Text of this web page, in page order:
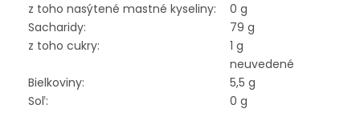
z toho nasýtené mastné kyseliny:
0 g
Sacharidy:
79 g
z toho cukry:
1 g
neuvedené
Bielkoviny:
5,5 g
Soľ:
0 g